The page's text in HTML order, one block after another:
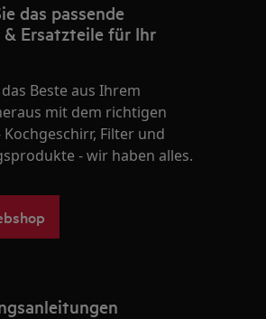
das passende
& Ersatzteile für Ihr
Beste aus Ihrem
mit dem richtigen
Filter und
- wir haben alles.